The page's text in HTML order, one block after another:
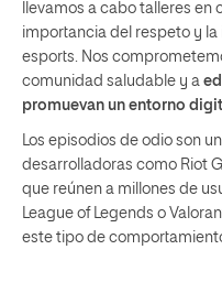
llevamos a cabo talleres en
importancia del respeto y la
esports. Nos
comunidad saludable y a
promuevan un entorno
Los episodios de odio son
desarrolladoras como Riot
que reúnen a millones de
League of Legends o
este tipo de